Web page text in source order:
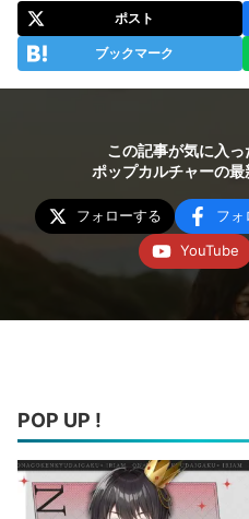
ポスト
ブックマーク
この記事が気に入
ポップカルチャーの
フォローする フォ
YouTube
POP UP !